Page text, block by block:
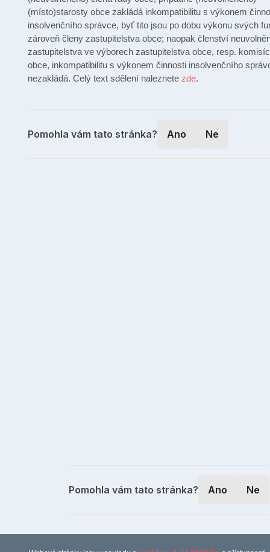
(místo)starosty obce zakládá inkompatibilitu s výkonem
insolvenčního správce, byť tito jsou po dobu výkonu svých
zároveň členy zastupitelstva obce; naopak členství
zastupitelstva ve výborech zastupitelstva obce, resp.
obce, inkompatibilitu s výkonem činnosti insolvenčního
nezakládá. Celý text sdělení naleznete zde.
Pomohla vám tato stránka? Ano Ne
Pomohla vám tato stránka? Ano Ne